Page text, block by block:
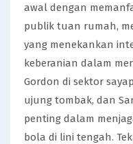
awal dengan
publik tuan rumah,
yang menekankan
keberanian dalam
Gordon di sektor
ujung tombak, dan
penting dalam
bola di lini tengah.